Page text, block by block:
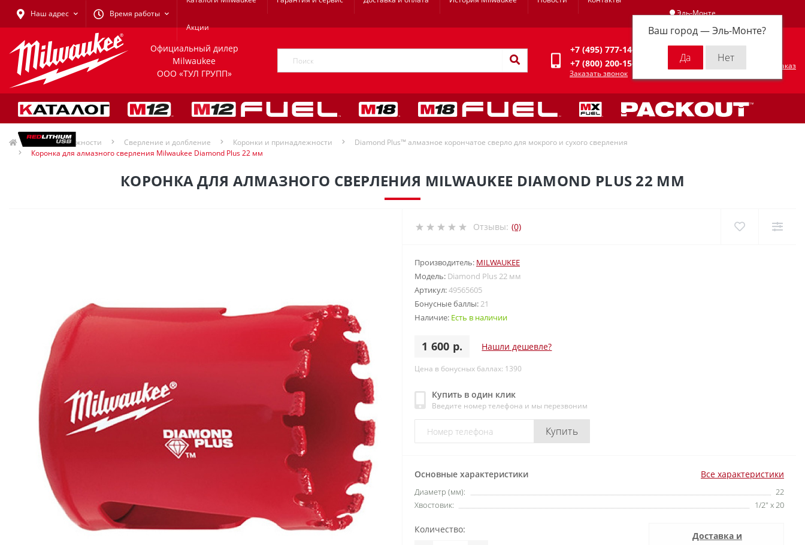
Наш адрес Время работы
Акции
Эль-Монте
Ваш город —Эль-Монте?
Личный кабинет
Официальный дилер
Milwaukee
ООО «ТУЛ ГРУПП»
+7 (495) 777-14-94
+7 (800) 200-15-94
Заказать звонок
Оформить заказ
Принадлежности Сверление и долбление Коронки и принадлежности
Diamond Plus™ алмазное корончатое сверло для мокрого и сухого сверления
Коронка для алмазного сверления Milwaukee Diamond Plus 22 мм
КОРОНКА ДЛЯ АЛМАЗНОГО СВЕРЛЕНИЯ MILWAUKEE DIAMOND PLUS 22 ММ
Отзывы: (0)
Производитель: MILWAUKEE
Модель: Diamond Plus 22 мм
Артикул:49565605
Бонусные баллы:21
Наличие: Есть в наличии
1 600 р. Нашли дешевле?
Цена в бонусных баллах: 1390
Купить в один клик
Введите номер телефона и мы перезвоним
Купить
Основные характеристики Все характеристики
Диаметр (мм):
22
Хвостовик:
1/2" x 20
Количество:
Доставка и